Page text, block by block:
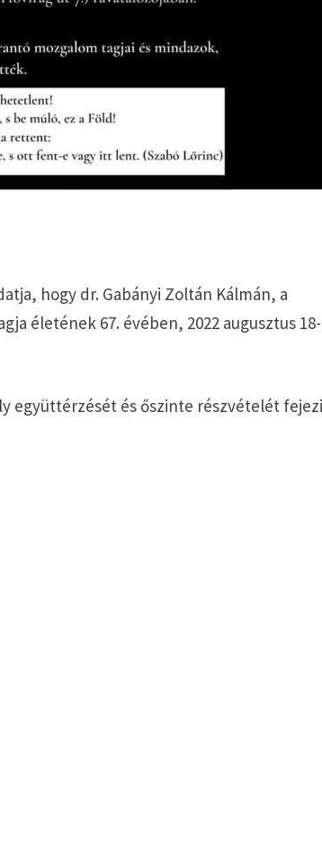
hogy dr. Gabányi Zoltán Kálmán, a
életének 67. évében, 2022 augusztus 18-
együttérzését és őszinte részvételét